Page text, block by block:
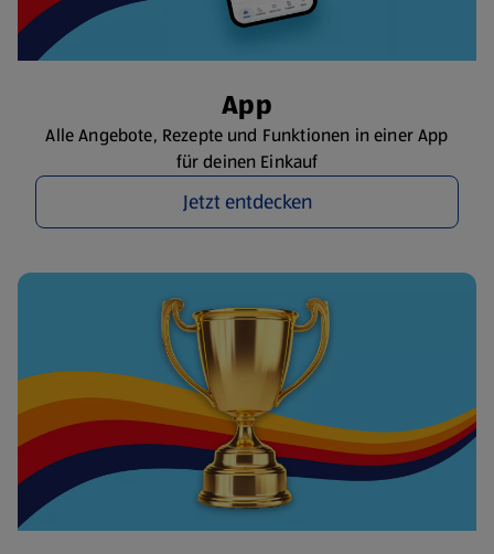
App
Alle Angebote, Rezepte und Funktionen in einer App
für deinen Einkauf
Jetzt entdecken